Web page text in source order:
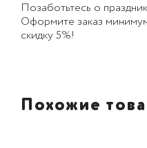
Позаботьтесь о
Оформите заказ
скидку 5%!
Похожие